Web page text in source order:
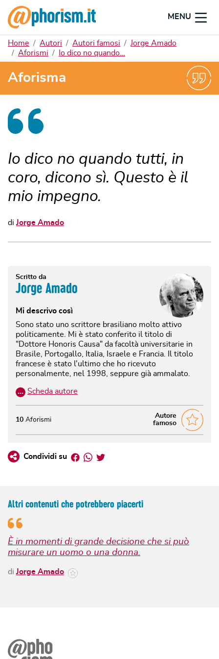
MENU
Home Autori Autori famosi
Jorge Amado
Aforismi
Io dico no quando…
Aforisma
Io dico no quando tutti, in
coro, dicono sì. Questo è il
mio impegno.
di Jorge Amado
Scritto da
Jorge Amado
Mi descrivo così
Sono stato uno scrittore brasiliano molto attivo
politicamente. Mi è stato conferito il titolo di
"Dottore Honoris Causa" da facoltà universitarie in
Brasile, Portogallo, Italia, Israele e Francia. Il titolo
francese è stato l'ultimo che ho ricevuto
personalmente, nel 1998, seppure già ammalato.
… Scheda autore
Autore
famoso
10 Aforismi
Condividi su Facebook
Whatsapp
Twitter
Altri contenuti che potrebbero piacerti
È in momenti di grande decisione che si può
misurare un uomo o una donna.
diJorge Amado